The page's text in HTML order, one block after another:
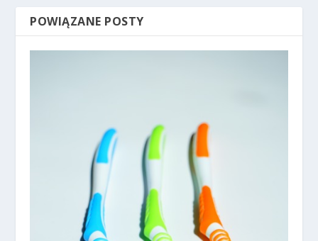
POWIĄZANE POSTY